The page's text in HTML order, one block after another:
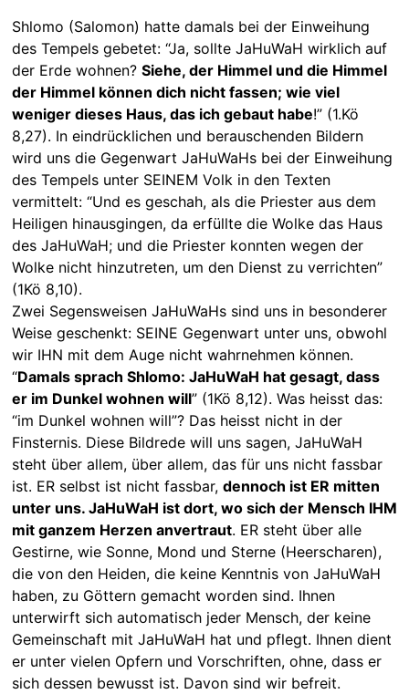
Shlomo (Salomon) hatte damals bei der Einweihung
des Tempels gebetet: “Ja, sollte JaHuWaH wirklich auf
der Erde wohnen? Siehe, der Himmel und die Himmel
der Himmel können dich nicht fassen; wie viel
weniger dieses Haus, das ich gebaut habe!” (1.Kö
8,27). In eindrücklichen und berauschenden Bildern
wird uns die Gegenwart JaHuWaHs bei der Einweihung
des Tempels unter SEINEM Volk in den Texten
vermittelt: “Und es geschah, als die Priester aus dem
Heiligen hinausgingen, da erfüllte die Wolke das Haus
des JaHuWaH; und die Priester konnten wegen der
Wolke nicht hinzutreten, um den Dienst zu verrichten”
(1Kö 8,10).
Zwei Segensweisen JaHuWaHs sind uns in besonderer
Weise geschenkt: SEINE Gegenwart unter uns, obwohl
wir IHN mit dem Auge nicht wahrnehmen können.
“Damals sprach Shlomo: JaHuWaH hat gesagt, dass
er im Dunkel wohnen will” (1Kö 8,12). Was heisst das:
“im Dunkel wohnen will”? Das heisst nicht in der
Finsternis. Diese Bildrede will uns sagen, JaHuWaH
steht über allem, über allem, das für uns nicht fassbar
ist. ER selbst ist nicht fassbar, dennoch ist ER mitten
unter uns. JaHuWaH ist dort, wo sich der Mensch IHM
mit ganzem Herzen anvertraut. ER steht über alle
Gestirne, wie Sonne, Mond und Sterne (Heerscharen),
die von den Heiden, die keine Kenntnis von JaHuWaH
haben, zu Göttern gemacht worden sind. Ihnen
unterwirft sich automatisch jeder Mensch, der keine
Gemeinschaft mit JaHuWaH hat und pflegt. Ihnen dient
er unter vielen Opfern und Vorschriften, ohne, dass er
sich dessen bewusst ist. Davon sind wir befreit.